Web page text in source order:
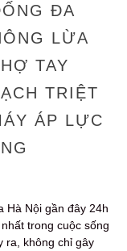
ĐA
LỪA
TAY
TRIỆT
ÁP LỰC
Hà Nội gần đây 24h
trong cuộc sống
ra, không chỉ gây